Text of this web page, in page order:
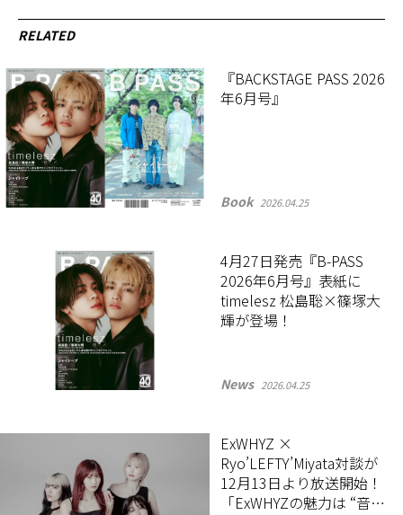
RELATED
『BACKSTAGE PASS 2026
年6月号』
Book 2026.04.25
4月27日発売『B-PASS
2026年6月号』表紙に
timelesz 松島聡×篠塚大
輝が登場！
News 2026.04.25
ExWHYZ ×
Ryo’LEFTY’Miyata対談が
12月13日より放送開始！
「ExWHYZの魅力は “音楽